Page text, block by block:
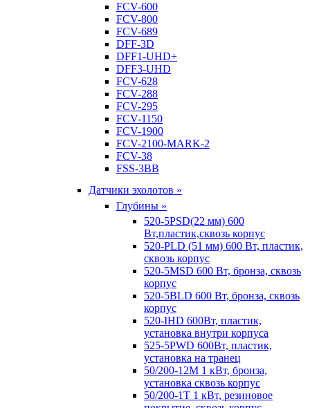
FCV-600
FCV-800
FCV-689
DFF-3D
DFF1-UHD+
DFF3-UHD
FCV-628
FCV-288
FCV-295
FCV-1150
FCV-1900
FCV-2100-MARK-2
FCV-38
FSS-3BB
Датчики эхолотов »
Глубины »
520-5PSD(22 мм) 600
Вт,пластик,сквозь корпус
520-PLD (51 мм) 600 Вт, пластик,
сквозь корпус
520-5MSD 600 Вт, бронза, сквозь
корпус
520-5BLD 600 Вт, бронза, сквозь
корпус
520-IHD 600Вт, пластик,
установка внутри корпуса
525-5PWD 600Вт, пластик,
установка на транец
50/200-12M 1 кВт, бронза,
установка сквозь корпус
50/200-1T 1 кВт, резиновое